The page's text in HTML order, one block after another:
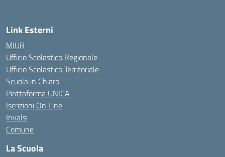
Link Esterni
MIUR
Ufficio Scolastico Regionale
Ufficio Scolastico Territoriale
Scuola in Chiaro
Piattaforma UNICA
Iscrizioni On Line
Invalsi
Comune
La Scuola